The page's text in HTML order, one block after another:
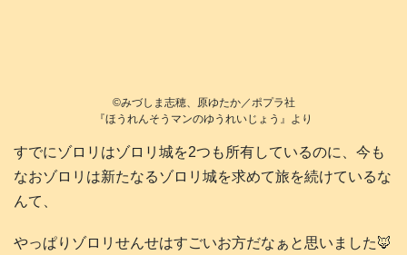
©️みづしま志穂、原ゆたか／ポプラ社
『ほうれんそうマンのゆうれいじょう』より
すでにゾロリはゾロリ城を2つも所有しているのに、今も
なおゾロリは新たなるゾロリ城を求めて旅を続けているな
んて、
やっぱりゾロリせんせはすごいお方だなぁと思いました🦊